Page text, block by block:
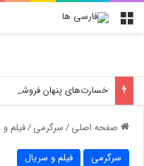
منو
خسارت‌های پنهان
صفحه اصلی/سرگرمی/فیلم
سرگرمی فیلم و سریال